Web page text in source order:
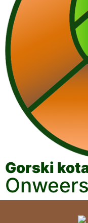
Gorski